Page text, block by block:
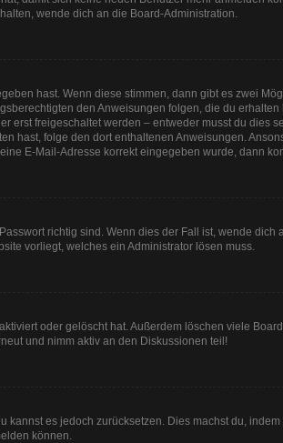
wende dich an die Board-Administration.
hast. Wenn diese stimmen, dann gibt es zwei
den Anweisungen folgen, die du
freigeschaltet werden – entweder musst du dies
hast, folge den dort enthaltenen Anweisungen.
E-Mail-Adresse korrekt eingegeben wurde, dann
richtig sind. Wenn dies der Fall ist, wende
vorliegt, welches ein Administrator lösen muss.
oder gelöscht hat. Außerdem löschen viele
und nimm aktiv an den Diskussionen teil!
es jedoch zurücksetzen. Dies machst du,
können.